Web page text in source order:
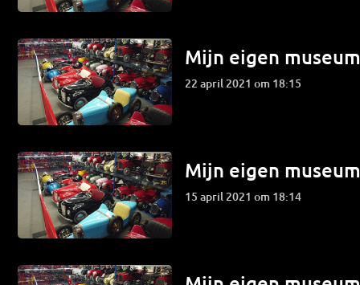
Mijn eigen museum
22 april 2021 om 18:15
Mijn eigen museum
15 april 2021 om 18:14